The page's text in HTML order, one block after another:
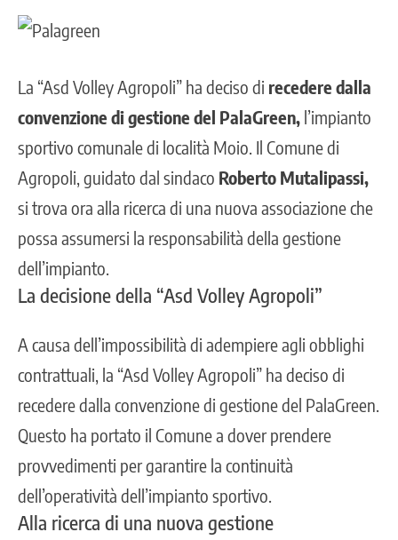
La “Asd Volley Agropoli” ha deciso di recedere dalla
convenzione di gestione del PalaGreen, l’impianto
sportivo comunale di località Moio. Il Comune di
Agropoli, guidato dal sindaco Roberto Mutalipassi,
si trova ora alla ricerca di una nuova associazione che
possa assumersi la responsabilità della gestione
dell’impianto.
La decisione della “Asd Volley Agropoli”
A causa dell’impossibilità di adempiere agli obblighi
contrattuali, la “Asd Volley Agropoli” ha deciso di
recedere dalla convenzione di gestione del PalaGreen.
Questo ha portato il Comune a dover prendere
provvedimenti per garantire la continuità
dell’operatività dell’impianto sportivo.
Alla ricerca di una nuova gestione